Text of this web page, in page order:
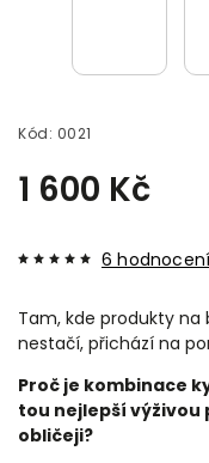
Kód: 0021
1 600 Kč
6 hodnocení
Tam, kde produkty na
nestačí, přichází na
Proč je kombinace
tou nejlepší výživou
obličeji?